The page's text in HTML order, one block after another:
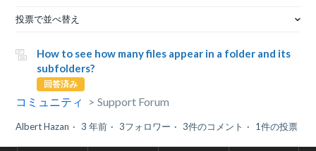
投票で並べ替え
How to see how many files appear in a folder and its
subfolders?
回答済み
コミュニティ Support Forum
Albert Hazan 3 年前 3フォロワー 3件のコメント 1件の投票